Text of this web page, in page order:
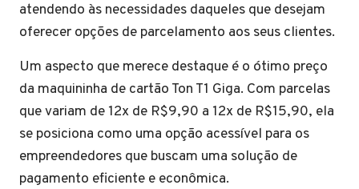
atendendo às necessidades daqueles que desejam
oferecer opções de parcelamento aos seus clientes.
Um aspecto que merece destaque é o ótimo preço
da maquininha de cartão Ton T1 Giga. Com parcelas
que variam de 12x de R$9,90 a 12x de R$15,90, ela
se posiciona como uma opção acessível para os
empreendedores que buscam uma solução de
pagamento eficiente e econômica.